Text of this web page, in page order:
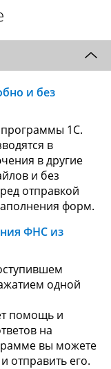
и без
программы 1С.
в
в другие
и без
отправкой
форм.
ФНС из
одной
помощь и
на
вы можете
отправить его.